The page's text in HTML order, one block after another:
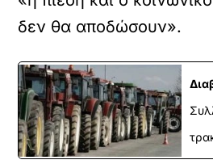
δεν θα αποδώσουν».